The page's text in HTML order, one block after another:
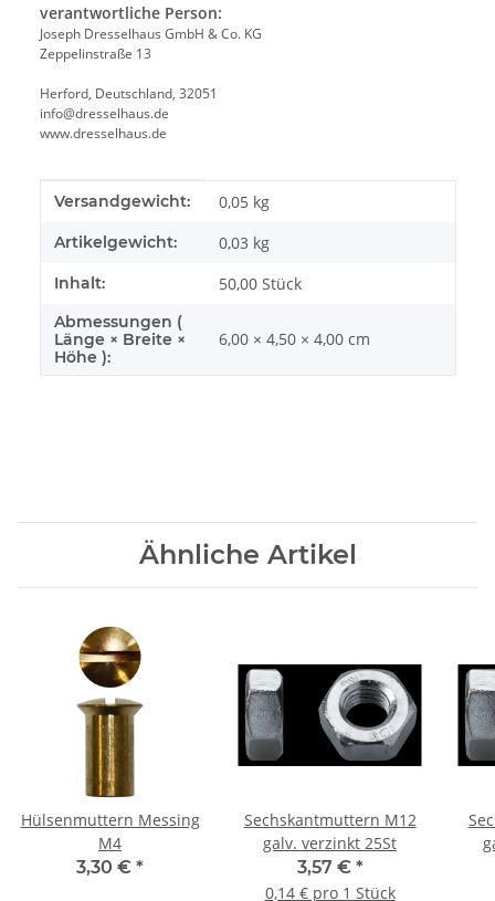
verantwortliche Person:
Joseph Dresselhaus GmbH & Co. KG
Zeppelinstraße 13
Herford, Deutschland, 32051
info@dresselhaus.de
www.dresselhaus.de
Produkteigenschaft
Wert
Versandgewicht: 0,05 kg
Artikelgewicht: 0,03 kg
Inhalt: 50,00 Stück
Abmessungen (
Länge × Breite ×
Höhe ):
6,00 × 4,50 × 4,00 cm
Ähnliche Artikel
Hülsenmuttern Messing
M4
3,30 € *
Sechskantmuttern M12
galv. verzinkt 25St
3,57 € *
0,14 € pro 1 Stück